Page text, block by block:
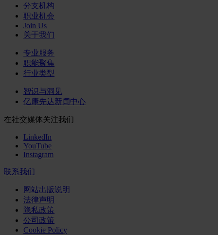
分支机构
职业机会
Join Us
关于我们
专业服务
职能聚焦
行业类型
智识与洞见
亿康先达新闻中心
在社交媒体关注我们
LinkedIn
YouTube
Instagram
联系我们
网站出版说明
法律声明
隐私政策
公司政策
Cookie Policy